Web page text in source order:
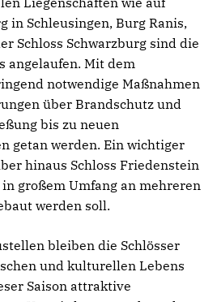
in Schleusingen, Burg Ranis,
Schloss Schwarzburg sind die
angelaufen. Mit dem
notwendige Maßnahmen
über Brandschutz und
bis zu neuen
getan werden. Ein wichtiger
hinaus Schloss Friedenstein
großem Umfang an mehreren
werden soll.
bleiben die Schlösser
und kulturellen Lebens
Saison attraktive